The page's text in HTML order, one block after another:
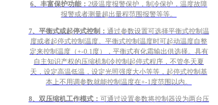
6、丰富保护功能： 2级温度报警保护，制冷保护，温度故障
报警或者测量超出量程范围报警等等。
7、平衡式或起停式控制： 通过参数设置可选择平衡式控制温
度或者起停式控制温度。平衡式控制温度时可起动温度自整
定来控制温度（+-0.1度），平衡式有化霜输出供选择。具有
自主知识产权的压缩机制冷控制起停式程序，不管冬天夏
天，设定高温低温，设定光照强度大小等等，起停式控制基
本上不用调参数就能控制温度在+-1度范围以内。
8、双压缩机工作模式： 可通过设置参数将控制器设为两台压